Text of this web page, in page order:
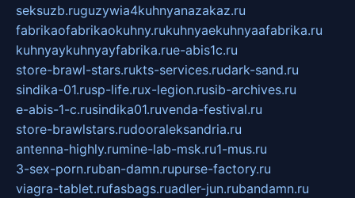
seksuzb.ruguzywia4kuhnyanazakaz.ru
fabrikaofabrikaokuhny.rukuhnyaekuhnyaafabrika.ru
kuhnyaykuhnyayfabrika.rue-abis1c.ru
store-brawl-stars.rukts-services.rudark-sand.ru
sindika-01.rusp-life.rux-legion.rusib-archives.ru
e-abis-1-c.rusindika01.ruvenda-festival.ru
store-brawlstars.rudooraleksandria.ru
antenna-highly.rumine-lab-msk.ru1-mus.ru
3-sex-porn.ruban-damn.rupurse-factory.ru
viagra-tablet.rufasbags.ruadler-jun.rubandamn.ru